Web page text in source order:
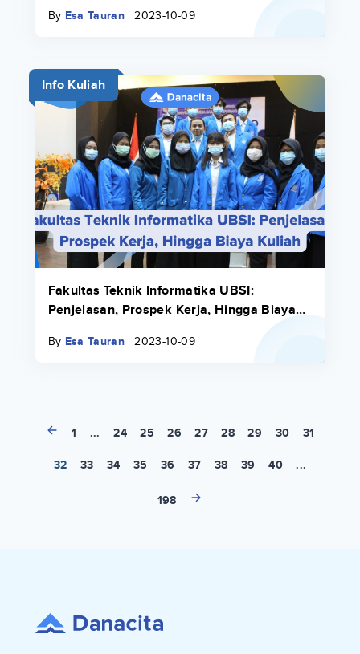
By Esa Tauran 2023-10-09
Info Kuliah
Fakultas Teknik Informatika UBSI:
Penjelasan, Prospek Kerja, Hingga Biaya
By Esa Tauran 2023-10-09
1 ... 24 25 26 27 28 29 30 31
32 33 34 35 36 37 38 39 40 ...
198